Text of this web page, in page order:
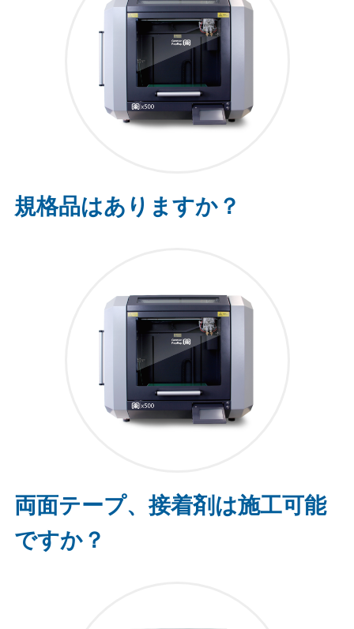
規格品はありますか？
両面テープ、接着剤は施工可能
ですか？